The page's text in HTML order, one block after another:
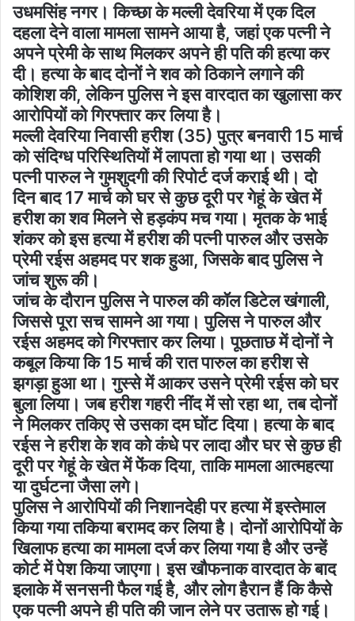
उधमसिंह नगर। किच्छा के मल्ली देवरिया में एक दिल
दहला देने वाला मामला सामने आया है, जहां एक पत्नी ने
अपने प्रेमी के साथ मिलकर अपने ही पति की हत्या कर
दी। हत्या के बाद दोनों ने शव को ठिकाने लगाने की
कोशिश की, लेकिन पुलिस ने इस वारदात का खुलासा कर
आरोपियों को गिरफ्तार कर लिया है।
मल्ली देवरिया निवासी हरीश (35) पुत्र बनवारी 15 मार्च
को संदिग्ध परिस्थितियों में लापता हो गया था। उसकी
पत्नी पारुल ने गुमशुदगी की रिपोर्ट दर्ज कराई थी। दो
दिन बाद 17 मार्च को घर से कुछ दूरी पर गेहूं के खेत में
हरीश का शव मिलने से हड़कंप मच गया। मृतक के भाई
शंकर को इस हत्या में हरीश की पत्नी पारुल और उसके
प्रेमी रईस अहमद पर शक हुआ, जिसके बाद पुलिस ने
जांच शुरू की।
जांच के दौरान पुलिस ने पारुल की कॉल डिटेल खंगाली,
जिससे पूरा सच सामने आ गया। पुलिस ने पारुल और
रईस अहमद को गिरफ्तार कर लिया। पूछताछ में दोनों ने
कबूल किया कि 15 मार्च की रात पारुल का हरीश से
झगड़ा हुआ था। गुस्से में आकर उसने प्रेमी रईस को घर
बुला लिया। जब हरीश गहरी नींद में सो रहा था, तब दोनों
ने मिलकर तकिए से उसका दम घोंट दिया। हत्या के बाद
रईस ने हरीश के शव को कंधे पर लादा और घर से कुछ ही
दूरी पर गेहूं के खेत में फेंक दिया, ताकि मामला आत्महत्या
या दुर्घटना जैसा लगे।
पुलिस ने आरोपियों की निशानदेही पर हत्या में इस्तेमाल
किया गया तकिया बरामद कर लिया है। दोनों आरोपियों के
खिलाफ हत्या का मामला दर्ज कर लिया गया है और उन्हें
कोर्ट में पेश किया जाएगा। इस खौफनाक वारदात के बाद
इलाके में सनसनी फैल गई है, और लोग हैरान हैं कि कैसे
एक पत्नी अपने ही पति की जान लेने पर उतारू हो गई।